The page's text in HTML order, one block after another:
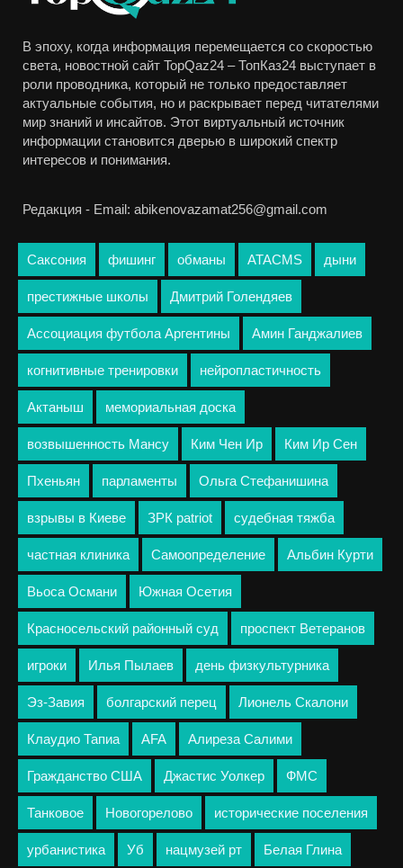
В эпоху, когда информация перемещается со скоростью
света, новостной сайт TopQaz24 – ТопКаз24 выступает в
роли проводника, который не только предоставляет
актуальные события, но и раскрывает перед читателями
мир знаний и инсайтов. Этот виртуальный источник
информации становится дверью в широкий спектр
интересов и понимания.
Редакция - Email: abikenovazamat256@gmail.com
Саксония фишинг обманы ATACMS дыни
престижные школы Дмитрий Голендяев
Ассоциация футбола Аргентины Амин Ганджалиев
когнитивные тренировки нейропластичность
Актаныш мемориальная доска
возвышенность Мансу Ким Чен Ир Ким Ир Сен
Пхеньян парламенты Ольга Стефанишина
взрывы в Киеве ЗРК patriot судебная тяжба
частная клиника Самоопределение Альбин Курти
Вьоса Османи Южная Осетия
Красносельский районный суд проспект Ветеранов
игроки Илья Пылаев день физкультурника
Эз-Завия болгарский перец Лионель Скалони
Клаудио Тапиа AFA Алиреза Салими
Гражданство США Джастис Уолкер ФМС
Танковое Новогорелово исторические поселения
урбанистика Уб нацмузей рт Белая Глина